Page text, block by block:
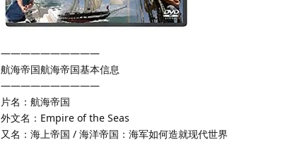
——————————
航海帝国航海帝国基本信息
——————————
片名：航海帝国
外文名：Empire of the Seas
又名：海上帝国 / 海洋帝国：海军如何造就现代世界